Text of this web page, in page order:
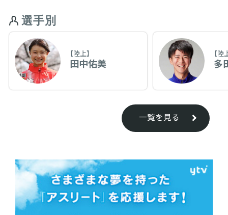
選手別
【陸上】
田中佑美
【陸
多
一覧を見る